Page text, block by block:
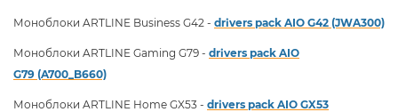
Моноблоки ARTLINE Business G42 - drivers pack AIO G42 (JWA300)
Моноблоки ARTLINE Gaming G79 - drivers pack AIO
G79 (A700_B660)
Моноблоки ARTLINE Home GX53 - drivers pack AIO GX53